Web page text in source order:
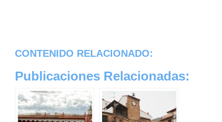
CONTENIDO RELACIONADO:
Publicaciones Relacionadas: